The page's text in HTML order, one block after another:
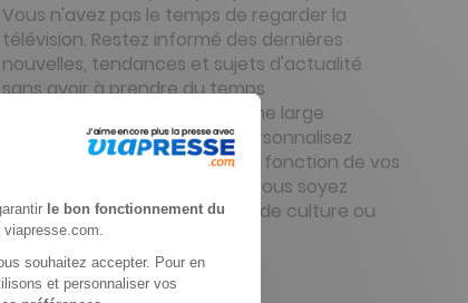
Vous n'avez pas le temps de regarder la
télévision. Restez informé des dernières
nouvelles, tendances et sujets d'actualité
sans avoir à prendre du temps
supplémentaire. Accédez à une large
sélection de magazines et personnalisez
votre expérience d'écoute en fonction de vos
intérêts et préférences, que vous soyez
passionné de sport, de santé, de culture ou
de style de vie.